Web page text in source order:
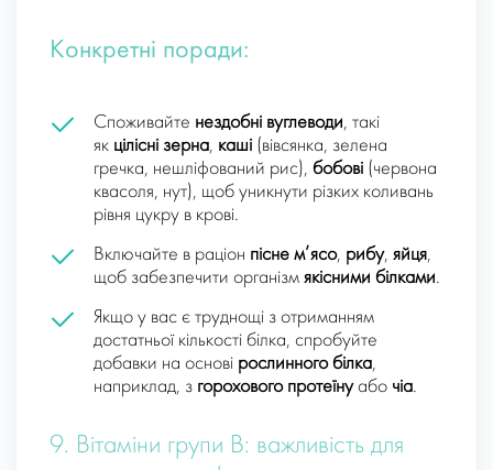
Конкретні поради:
Споживайте нездобні вуглеводи, такі
як цілісні зерна, каші (вівсянка, зелена
гречка, нешліфований рис), бобові (червона
квасоля, нут), щоб уникнути різких коливань
рівня цукру в крові.
Включайте в раціон пісне м’ясо, рибу, яйця,
щоб забезпечити організм якісними білками.
Якщо у вас є труднощі з отриманням
достатньої кількості білка, спробуйте
добавки на основі рослинного білка,
наприклад, з горохового протеїнуабо чіа.
9. Вітаміни групи B: важливість для